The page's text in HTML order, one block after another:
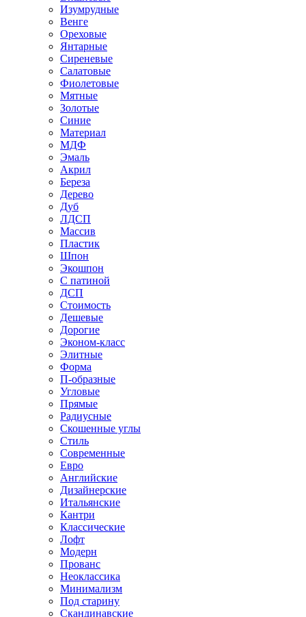
Изумрудные
Венге
Ореховые
Янтарные
Сиреневые
Салатовые
Фиолетовые
Мятные
Золотые
Синие
Материал
МДФ
Эмаль
Акрил
Береза
Дерево
Дуб
ЛДСП
Массив
Пластик
Шпон
Экошпон
С патиной
ДСП
Стоимость
Дешевые
Дорогие
Эконом-класс
Элитные
Форма
П-образные
Угловые
Прямые
Радиусные
Скошенные углы
Стиль
Современные
Евро
Английские
Дизайнерские
Итальянские
Кантри
Классические
Лофт
Модерн
Прованс
Неоклассика
Минимализм
Под старину
Скандинавские